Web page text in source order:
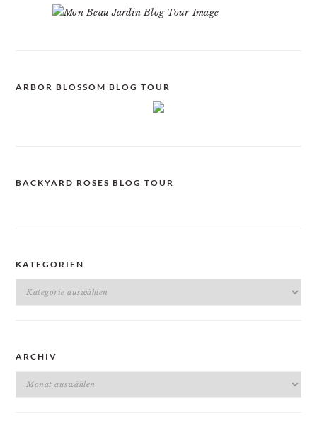
ARBOR BLOSSOM BLOG TOUR
BACKYARD ROSES BLOG TOUR
KATEGORIEN
Kategorien
ARCHIV
Archiv